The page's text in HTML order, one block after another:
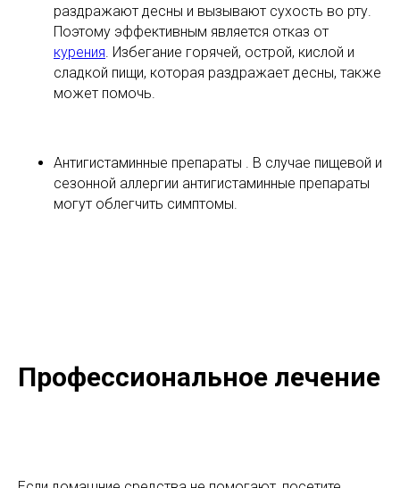
раздражают десны и вызывают сухость во рту.
Поэтому эффективным является отказ от
курения. Избегание горячей, острой, кислой и
сладкой пищи, которая раздражает десны, также
может помочь.
Антигистаминные препараты . В случае пищевой и
сезонной аллергии антигистаминные препараты
могут облегчить симптомы.
Профессиональное лечение